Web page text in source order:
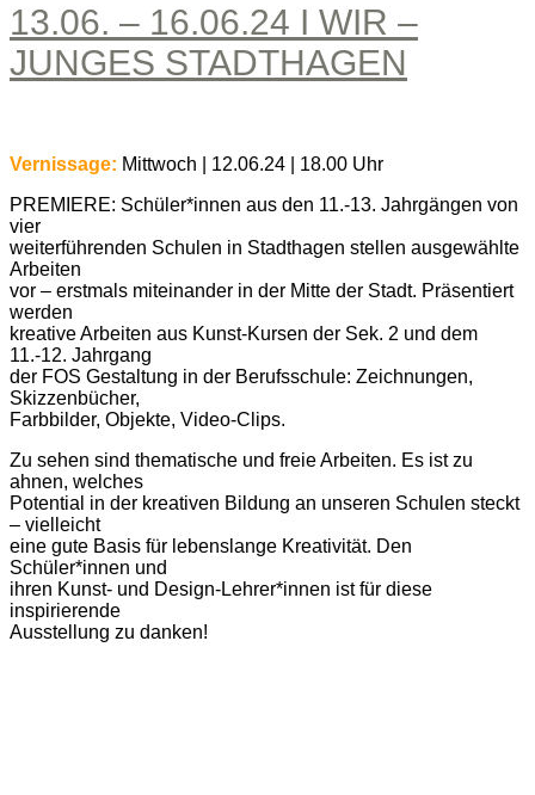
13.06. – 16.06.24 I WIR –
JUNGES STADTHAGEN
Vernissage: Mittwoch | 12.06.24 | 18.00 Uhr
PREMIERE: Schüler*innen aus den 11.-13. Jahrgängen von
vier
weiterführenden Schulen in Stadthagen stellen ausgewählte
Arbeiten
vor – erstmals miteinander in der Mitte der Stadt. Präsentiert
werden
kreative Arbeiten aus Kunst-Kursen der Sek. 2 und dem
11.-12. Jahrgang
der FOS Gestaltung in der Berufsschule: Zeichnungen,
Skizzenbücher,
Farbbilder, Objekte, Video-Clips.
Zu sehen sind thematische und freie Arbeiten. Es ist zu
ahnen, welches
Potential in der kreativen Bildung an unseren Schulen steckt
– vielleicht
eine gute Basis für lebenslange Kreativität. Den
Schüler*innen und
ihren Kunst- und Design-Lehrer*innen ist für diese
inspirierende
Ausstellung zu danken!